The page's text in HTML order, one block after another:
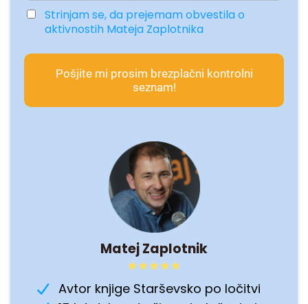
Strinjam se, da prejemam obvestila o
aktivnostih Mateja Zaplotnika
Pošjite mi prosim brezplačni kontrolni
seznam!
Matej Zaplotnik
Avtor knjige Starševsko po ločitvi